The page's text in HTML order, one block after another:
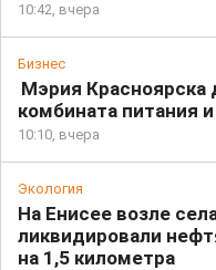
10:42, вчера
Бизнес
Мэрия Красноярска
комбината питания
10:10, вчера
Экология
На Енисее возле
ликвидировали
на 1,5 километра